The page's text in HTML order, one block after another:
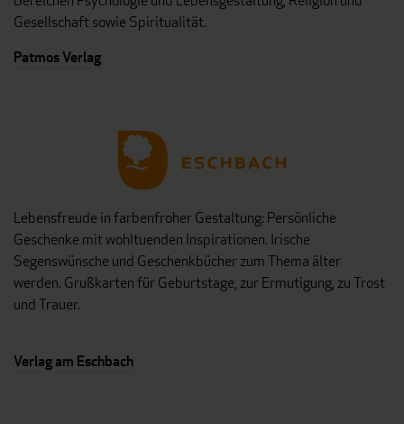
Gesellschaft sowie Spiritualität.
Patmos Verlag
Lebensfreude in farbenfroher Gestaltung: Persönliche
Geschenke mit wohltuenden Inspirationen. Irische
Segenswünsche und Geschenkbücher zum Thema älter
werden. Grußkarten für Geburtstage, zur Ermutigung, zu Trost
und Trauer.
Verlag am Eschbach